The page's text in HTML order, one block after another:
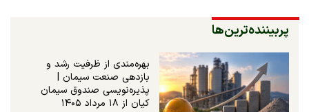
پربیننده‌ترین‌ها
بهره‌مندی از ظرفیت رشد و
بازدهی صنعت سیمان |
پذیره‌نویسی صندوق سیمان
کیان از ۱۸ مرداد ۱۴۰۵